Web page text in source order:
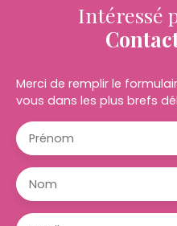
Intéressé
Merci de remplir le
vous dans les plus brefs
Prénom
Nom